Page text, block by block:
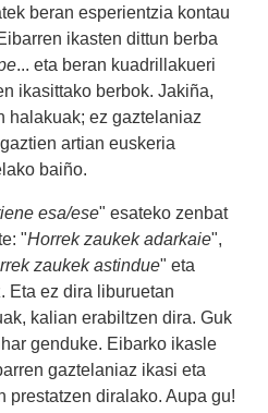
beran esperientzia kontau
ikasten dittun berba
... eta beran kuadrillakueri
ikasittako berbok. Jakiña,
halakuak; ez gaztelaniaz
artian euskeria
baiño.
esa/ese" esateko zenbat
"Horrek zaukek adarkaie",
zaukek astindue" eta
Eta ez dira liburuetan
kalian erabiltzen dira. Guk
genduke. Eibarko ikasle
gaztelaniaz ikasi eta
prestatzen diralako. Aupa gu!